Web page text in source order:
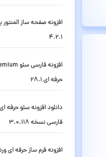
4.2.1
حرفه ای 28.1
فارسی نسخه 3.0.118